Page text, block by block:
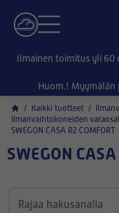
Ilmainen toimitus yli 60
Huom.! Myymälän
/ Kaikki tuotteet /
Ilmanvaihtokoneiden
SWEGON CASA R2 COMFORT
SWEGON